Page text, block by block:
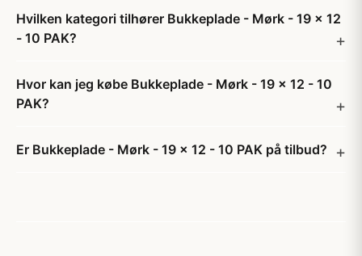
Hvilken kategori tilhører Bukkeplade - Mørk - 19 x 12
- 10 PAK?
Hvor kan jeg købe Bukkeplade - Mørk - 19 x 12 - 10
PAK?
Er Bukkeplade - Mørk - 19 x 12 - 10 PAK på tilbud?